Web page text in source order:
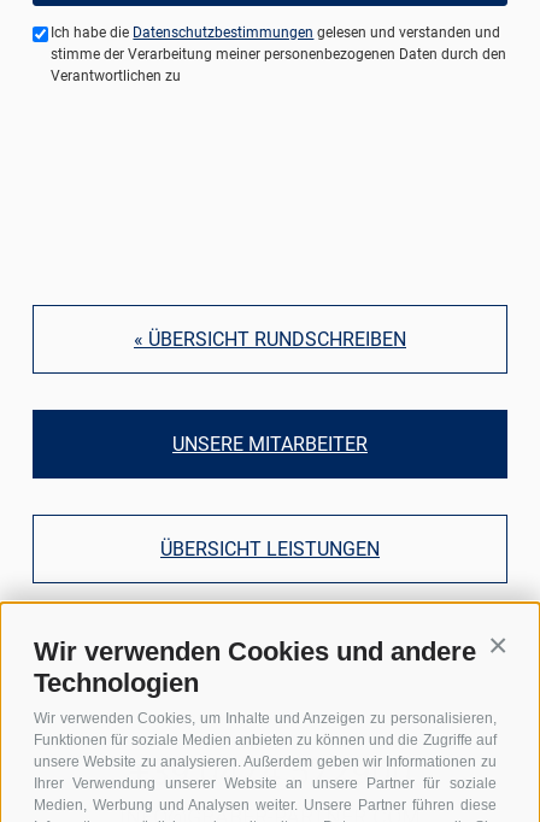
Wir verwenden Cookies und andere
Technologien
Wir verwenden Cookies, um Inhalte und Anzeigen zu personalisieren,
Funktionen für soziale Medien anbieten zu können und die Zugriffe auf
unsere Website zu analysieren. Außerdem geben wir Informationen zu
Ihrer Verwendung unserer Website an unsere Partner für soziale
Medien, Werbung und Analysen weiter. Unsere Partner führen diese
Ich habe die Datenschutzbestimmungen gelesen und verstanden und
stimme der Verarbeitung meiner personenbezogenen Daten durch den
Verantwortlichen zu
« ÜBERSICHT RUNDSCHREIBEN
UNSERE MITARBEITER
ÜBERSICHT LEISTUNGEN
Rienzfeldstraße 30 39031 Bruneck - Südtirol
+39 0474 572900
INFO@GRABER-PARTNER.COM